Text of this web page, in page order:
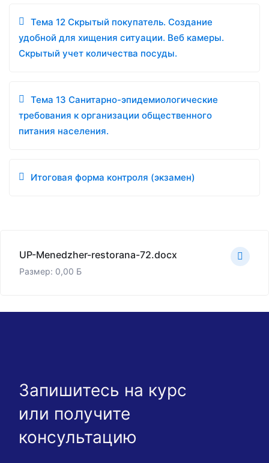
Тема 12 Скрытый покупатель. Создание
удобной для хищения ситуации. Веб камеры.
Скрытый учет количества посуды.
Тема 13 Санитарно-эпидемиологические
требования к организации общественного
питания населения.
Итоговая форма контроля (экзамен)
UP-Menedzher-restorana-72.docx
Размер: 0,00 Б
Запишитесь на курс
или получите
консультацию